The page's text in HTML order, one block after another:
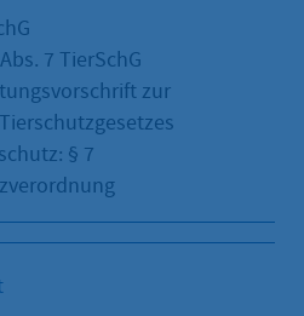
7 TierSchG
zur
§ 7